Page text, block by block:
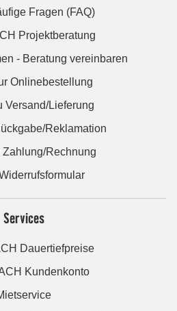
Fragen (FAQ)
Projektberatung
- Beratung vereinbaren
Onlinebestellung
Versand/Lieferung
Reklamation
Zahlung/Rechnung
Services
Dauertiefpreise
Kundenkonto